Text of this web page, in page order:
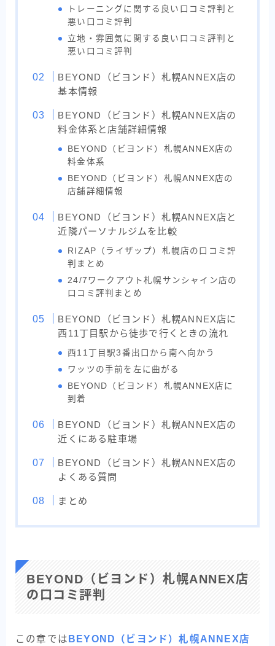
トレーニングに関する良い口コミ評判と
悪い口コミ評判
立地・雰囲気に関する良い口コミ評判と
悪い口コミ評判
BEYOND（ビヨンド）札幌ANNEX店の
基本情報
BEYOND（ビヨンド）札幌ANNEX店の
料金体系と店舗詳細情報
BEYOND（ビヨンド）札幌ANNEX店の
料金体系
BEYOND（ビヨンド）札幌ANNEX店の
店舗詳細情報
BEYOND（ビヨンド）札幌ANNEX店と
近隣パーソナルジムを比較
RIZAP（ライザップ）札幌店の口コミ評
判まとめ
24/7ワークアウト札幌サンシャイン店の
口コミ評判まとめ
BEYOND（ビヨンド）札幌ANNEX店に
西11丁目駅から徒歩で行くときの流れ
西11丁目駅3番出口から南へ向かう
ワッツの手前を左に曲がる
BEYOND（ビヨンド）札幌ANNEX店に
到着
BEYOND（ビヨンド）札幌ANNEX店の
近くにある駐車場
BEYOND（ビヨンド）札幌ANNEX店の
よくある質問
まとめ
BEYOND（ビヨンド）札幌ANNEX店
の口コミ評判
この章では BEYOND（ビヨンド）札幌ANNEX店